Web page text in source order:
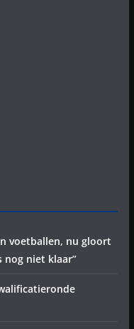
voetballen, nu gloort
nog niet klaar”